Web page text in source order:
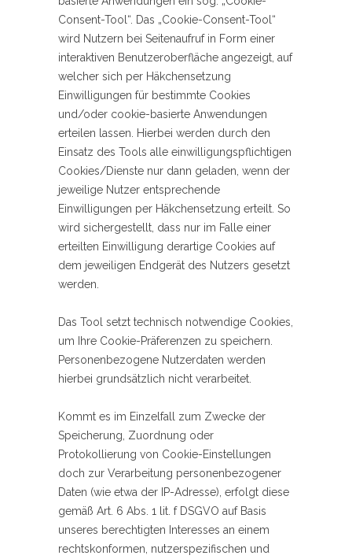
Consent-Tool“. Das „Cookie-Consent-Tool“
wird Nutzern bei Seitenaufruf in Form einer
interaktiven Benutzeroberfläche angezeigt, auf
welcher sich per Häkchensetzung
Einwilligungen für bestimmte Cookies
und/oder cookie-basierte Anwendungen
erteilen lassen. Hierbei werden durch den
Einsatz des Tools alle einwilligungspflichtigen
Cookies/Dienste nur dann geladen, wenn der
jeweilige Nutzer entsprechende
Einwilligungen per Häkchensetzung erteilt. So
wird sichergestellt, dass nur im Falle einer
erteilten Einwilligung derartige Cookies auf
dem jeweiligen Endgerät des Nutzers gesetzt
werden.
Das Tool setzt technisch notwendige Cookies,
um Ihre Cookie-Präferenzen zu speichern.
Personenbezogene Nutzerdaten werden
hierbei grundsätzlich nicht verarbeitet.
Kommt es im Einzelfall zum Zwecke der
Speicherung, Zuordnung oder
Protokollierung von Cookie-Einstellungen
doch zur Verarbeitung personenbezogener
Daten (wie etwa der IP-Adresse), erfolgt diese
gemäß Art. 6 Abs. 1 lit. f DSGVO auf Basis
unseres berechtigten Interesses an einem
rechtskonformen, nutzerspezifischen und